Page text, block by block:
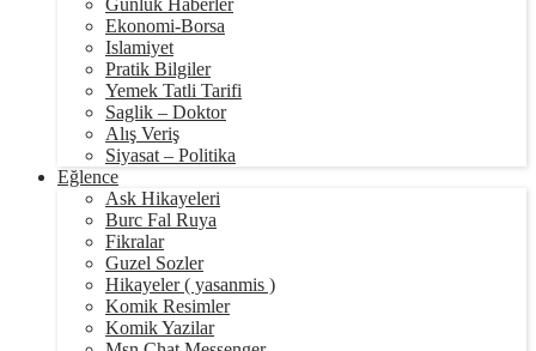
Gunluk Haberler
Ekonomi-Borsa
Islamiyet
Pratik Bilgiler
Yemek Tatli Tarifi
Saglik – Doktor
Alış Veriş
Siyasat – Politika
Eğlence
Ask Hikayeleri
Burc Fal Ruya
Fikralar
Guzel Sozler
Hikayeler ( yasanmis )
Komik Resimler
Komik Yazilar